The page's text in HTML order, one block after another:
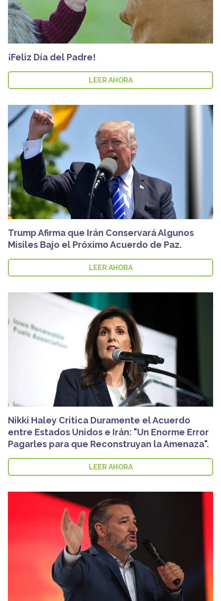
¡Feliz Día del Padre!
LEER AHORA
Trump Afirma que Irán Conservará Algunos
Misiles Bajo el Próximo Acuerdo de Paz.
LEER AHORA
Nikki Haley Critica Duramente el Acuerdo
entre Estados Unidos e Irán: "Un Enorme Error
Pagarles para que Reconstruyan la Amenaza".
LEER AHORA